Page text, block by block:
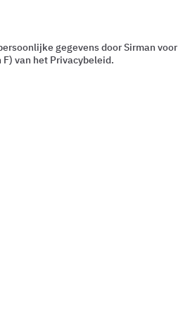
gegevens door Sirman voor
van het Privacybeleid.